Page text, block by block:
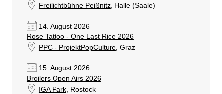
Freilichtbühne Peißnitz, Halle (Saale)
14. August 2026
Rose Tattoo - One Last Ride 2026
PPC - ProjektPopCulture, Graz
15. August 2026
Broilers Open Airs 2026
IGA Park, Rostock